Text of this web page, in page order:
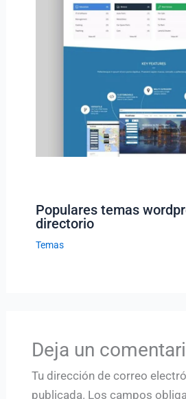
Populares temas
directorio
Temas
Deja un
Tu dirección de correo
publicada. Los campos